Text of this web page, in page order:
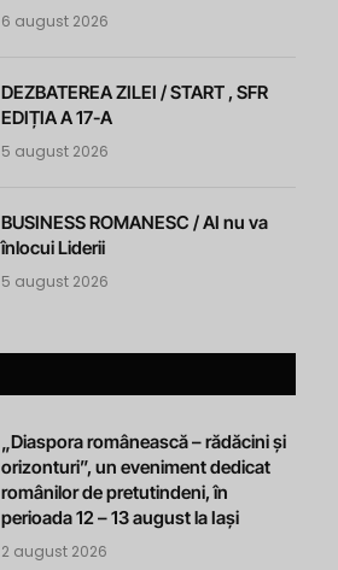
6 august 2026
DEZBATEREA ZILEI / START , SFR
EDIȚIA A 17-A
5 august 2026
BUSINESS ROMANESC / AI nu va
înlocui Liderii
5 august 2026
„Diaspora românească – rădăcini și
orizonturi”, un eveniment dedicat
românilor de pretutindeni, în
perioada 12 – 13 august la Iași
2 august 2026